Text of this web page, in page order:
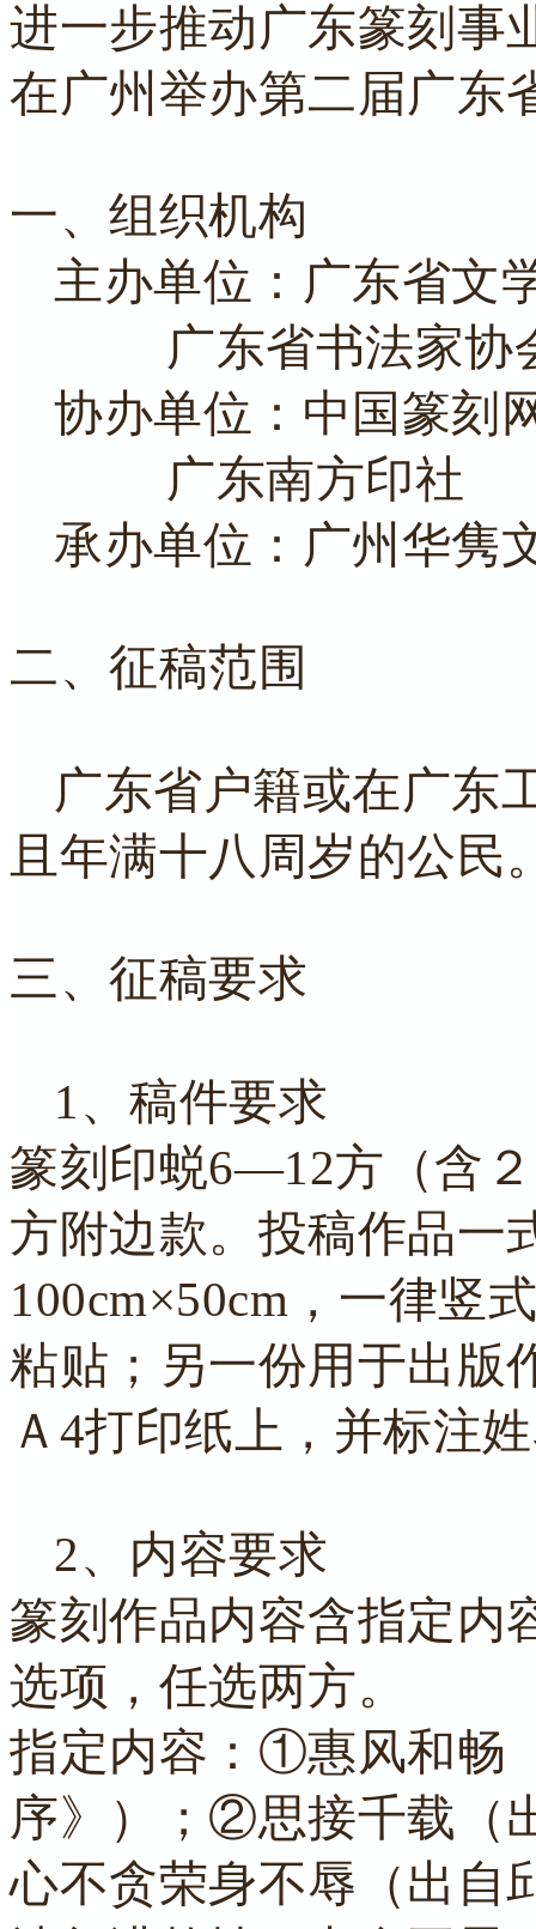
进一步推动广东篆刻事
在广州举办第二届广东
一、组织机构
主办单位：广东省文
广东省书法家协
协办单位：中国篆刻
广东南方印社
承办单位：广州华隽
二、征稿范围
广东省户籍或在广东
且年满十八周岁的公民
三、征稿要求
1、稿件要求
篆刻印蜕6—12方（含
方附边款。投稿作品一
100cm×50cm，一律竖
粘贴；另一份用于出版
Ａ4打印纸上，并标注
2、内容要求
篆刻作品内容含指定内
选项，任选两方。
指定内容：①惠风和畅
序》）；②思接千载（
心不贪荣身不辱（出自